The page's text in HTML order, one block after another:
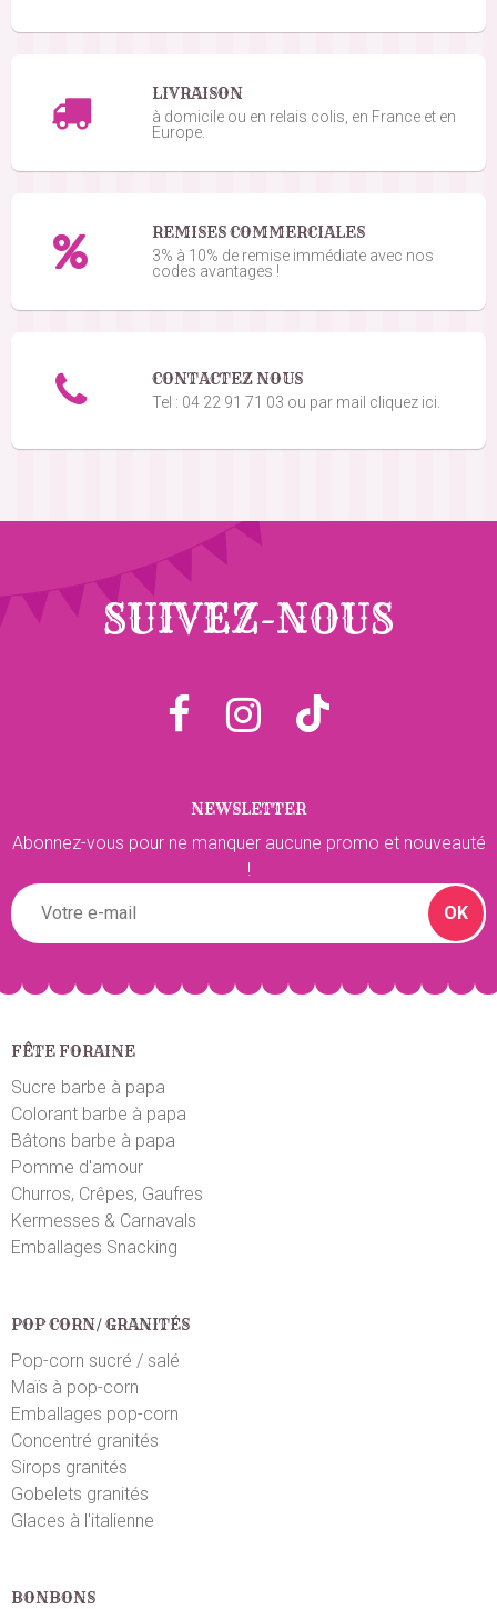
LIVRAISON
à domicile ou en relais colis, en France et en
Europe.
REMISES COMMERCIALES
3% à 10% de remise immédiate avec nos
codes avantages !
CONTACTEZ NOUS
Tel : 04 22 91 71 03 ou par mail cliquez ici.
SUIVEZ-NOUS
NEWSLETTER
Abonnez-vous pour ne manquer aucune promo et nouveauté
!
OK
FÊTE FORAINE
Sucre barbe à papa
Colorant barbe à papa
Bâtons barbe à papa
Pomme d'amour
Churros, Crêpes, Gaufres
Kermesses & Carnavals
Emballages Snacking
POP CORN/ GRANITÉS
Pop-corn sucré / salé
Maïs à pop-corn
Emballages pop-corn
Concentré granités
Sirops granités
Gobelets granités
Glaces à l'italienne
BONBONS